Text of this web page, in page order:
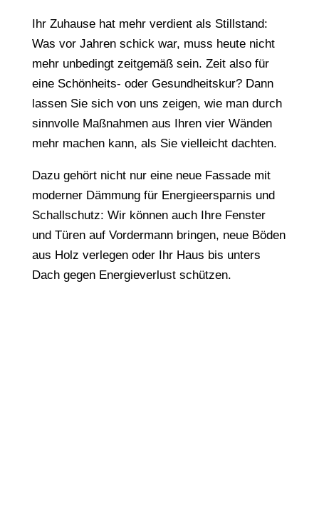
Ihr Zuhau­se hat mehr verdient als Still­stand:
Was vor Jahren schick war, muss heute nicht
mehr unbe­dingt zeit­ge­mäß sein. Zeit also für
eine Schön­heits- oder Gesund­heits­kur? Dann
lassen Sie sich von uns zeigen, wie man durch
sinn­vol­le Maßnah­men aus Ihren vier Wänden
mehr machen kann, als Sie viel­leicht dachten.
Dazu gehört nicht nur eine neue Fassa­de mit
moder­ner Dämmung für Ener­gie­er­spar­nis und
Schall­schutz: Wir können auch Ihre Fens­ter
und Türen auf Vorder­mann brin­gen, neue Böden
aus Holz verle­gen oder Ihr Haus bis unters
Dach gegen Ener­gie­ver­lust schützen.